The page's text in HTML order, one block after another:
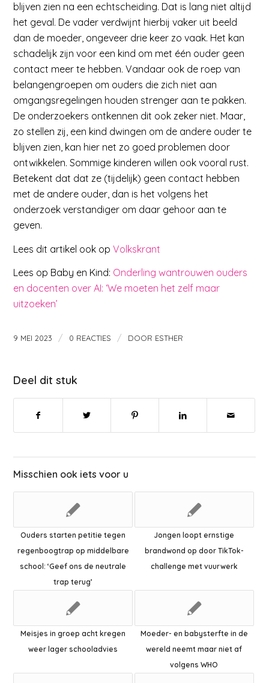
blijven zien na een echtscheiding. Dat is lang niet altijd
het geval. De vader verdwijnt hierbij vaker uit beeld
dan de moeder, ongeveer drie keer zo vaak. Het kan
schadelijk zijn voor een kind om met één ouder geen
contact meer te hebben. Vandaar ook de roep van
belangengroepen om ouders die zich niet aan
omgangsregelingen houden strenger aan te pakken.
De onderzoekers ontkennen dit ook zeker niet. Maar,
zo stellen zij, een kind dwingen om de andere ouder te
blijven zien, kan hier net zo goed problemen door
ontwikkelen. Sommige kinderen willen ook vooral rust.
Betekent dat dat ze (tijdelijk) geen contact hebben
met de andere ouder, dan is het volgens het
onderzoek verstandiger om daar gehoor aan te
geven.
Lees dit artikel ook opVolkskrant
Lees op Baby en Kind: Onderling wantrouwen ouders
en docenten over AI: ‘We moeten het zelf maar
uitzoeken’
9 MEI 2023 / 0 REACTIES / DOOR ESTHER
Deel dit stuk
Misschien ook iets voor u
Ouders starten petitie tegen
regenboogtrap op middelbare
school: ‘Geef ons de neutrale
trap terug’
Jongen loopt ernstige
brandwond op door TikTok-
challenge met vuurwerk
Meisjes in groep acht kregen
weer lager schooladvies
Moeder- en babysterfte in de
wereld neemt maar niet af
volgens WHO